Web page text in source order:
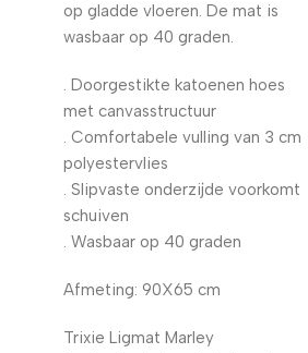
op gladde vloeren. De mat is
wasbaar op 40 graden.
. Doorgestikte katoenen hoes
met canvasstructuur
. Comfortabele vulling van 3 cm
polyestervlies
. Slipvaste onderzijde voorkomt
schuiven
. Wasbaar op 40 graden
Afmeting: 90X65 cm
Trixie Ligmat Marley